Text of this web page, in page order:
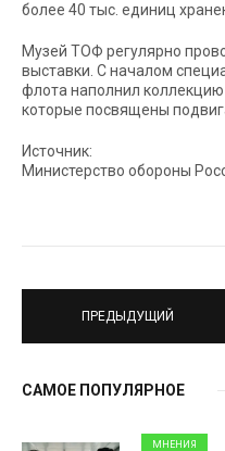
более 40 тыс. единиц
Музей ТОФ регулярно
выставки. С началом
флота наполнил
которые посвящены
Источник:
Министерство обороны
ПРЕДЫДУЩИЙ
САМОЕ ПОПУЛЯРНОЕ
МНЕНИЯ